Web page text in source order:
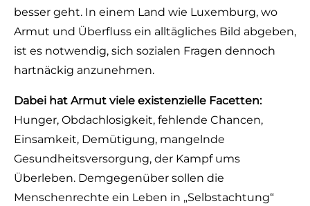
besser geht. In einem Land wie Luxemburg, wo
Armut und Überfluss ein alltägliches Bild abgeben,
ist es notwendig, sich sozialen Fragen dennoch
hartnäckig anzunehmen.
Dabei hat Armut viele existenzielle Facetten:
Hunger, Obdachlosigkeit, fehlende Chancen,
Einsamkeit, Demütigung, mangelnde
Gesundheitsversorgung, der Kampf ums
Überleben. Demgegenüber sollen die
Menschenrechte ein Leben in „Selbstachtung“